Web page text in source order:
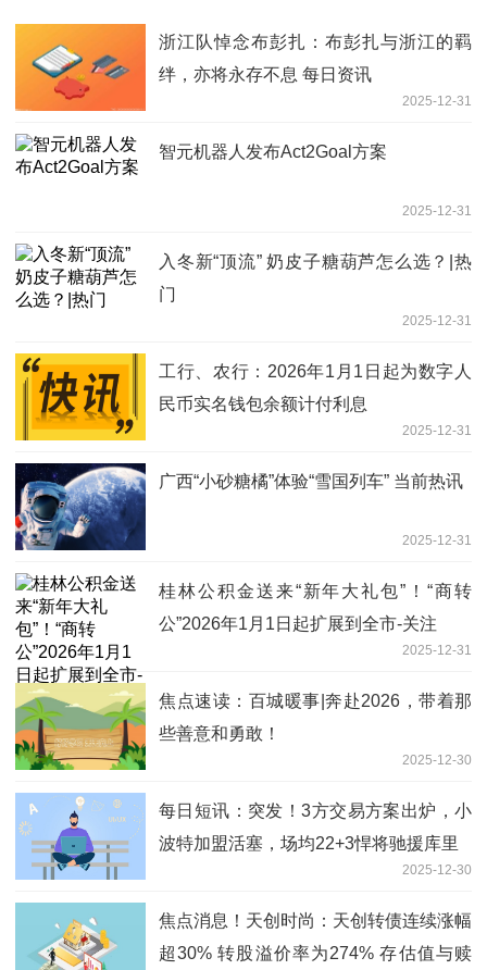
浙江队悼念布彭扎：布彭扎与浙江的羁
绊，亦将永存不息 每日资讯
2025-12-31
智元机器人发布Act2Goal方案
2025-12-31
入冬新“顶流” 奶皮子糖葫芦怎么选？|热
门
2025-12-31
工行、农行：2026年1月1日起为数字人
民币实名钱包余额计付利息
2025-12-31
广西“小砂糖橘”体验“雪国列车” 当前热讯
2025-12-31
桂林公积金送来“新年大礼包”！“商转
公”2026年1月1日起扩展到全市-关注
2025-12-31
焦点速读：百城暖事|奔赴2026，带着那
些善意和勇敢！
2025-12-30
每日短讯：突发！3方交易方案出炉，小
波特加盟活塞，场均22+3悍将驰援库里
2025-12-30
焦点消息！天创时尚：天创转债连续涨幅
超30% 转股溢价率为274% 存估值与赎